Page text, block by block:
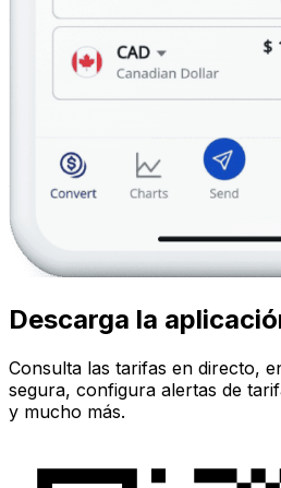
Descarga la
Consulta las tarifas en directo,
segura, configura alertas de
y mucho más.